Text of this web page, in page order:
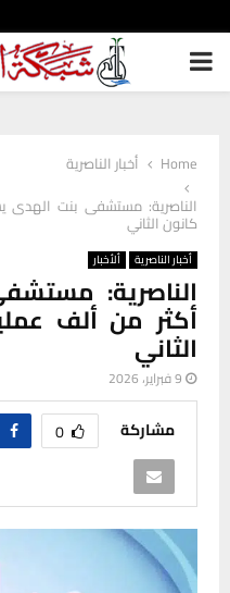
PRIMARY
Home
أخبار الناصرية
الناصرية: مستشفى بنت
كانون الثاني
أخبار الناصرية ألأخبار
الناصرية:
أكثر من ألف
الثاني
9 فبراير، 2026
مشاركة 0